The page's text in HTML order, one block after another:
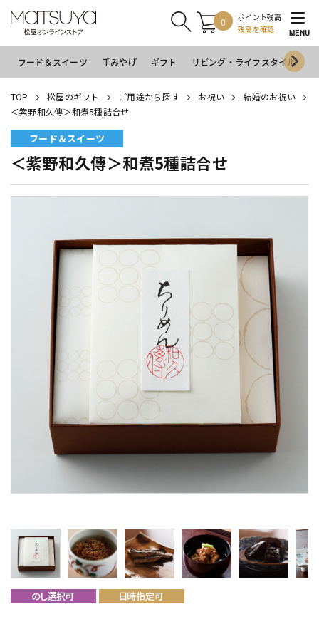
0
ポイント残高
残高を確認
MENU
フード＆スイーツ 手みやげ ギフト リビング・ライフスタイル
TOP 松屋のギフト ご用途から探す お祝い
結婚のお祝い
＜紫野和久傳＞和煮5種詰合せ
フード＆スイーツ
＜紫野和久傳＞和煮5種詰合せ